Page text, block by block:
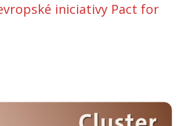
iniciativy Pact for